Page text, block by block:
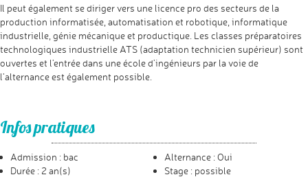
Il peut également se diriger vers une licence pro des secteurs de la
production informatisée, automatisation et robotique, informatique
industrielle, génie mécanique et productique. Les classes préparatoires
technologiques industrielle ATS (adaptation technicien supérieur) sont
ouvertes et l’entrée dans une école d’ingénieurs par la voie de
l’alternance est également possible.
Infos pratiques
Admission : bac
Durée : 2 an(s)
Alternance : Oui
Stage : possible